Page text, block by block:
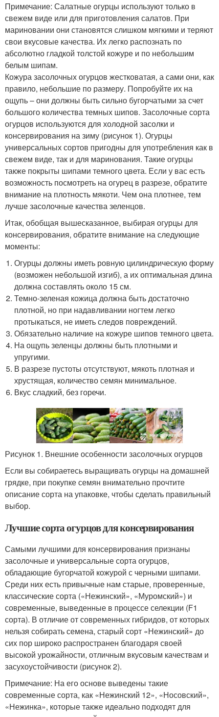
Примечание: Салатные огурцы используют только в
свежем виде или для приготовления салатов. При
мариновании они становятся слишком мягкими и теряют
свои вкусовые качества. Их легко распознать по
абсолютно гладкой толстой кожуре и по небольшим
белым шипам.
Кожура засолочных огурцов жестковатая, а сами они, как
правило, небольшие по размеру. Попробуйте их на
ощупь – они должны быть сильно бугорчатыми за счет
большого количества темных шипов. Засолочные сорта
огурцов используются для холодной засолки и
консервирования на зиму (рисунок 1). Огурцы
универсальных сортов пригодны для употребления как в
свежем виде, так и для маринования. Такие огурцы
также покрыты шипами темного цвета. Если у вас есть
возможность посмотреть на огурец в разрезе, обратите
внимание на плотность мякоти. Чем она плотнее, тем
лучше засолочные качества зеленцов.
Итак, обобщая вышесказанное, выбирая огурцы для
консервирования, обратите внимание на следующие
моменты:
Огурцы должны иметь ровную цилиндрическую форму
(возможен небольшой изгиб), а их оптимальная длина
должна составлять около 15 см.
Темно-зеленая кожица должна быть достаточно
плотной, но при надавливании ногтем легко
протыкаться, не иметь следов повреждений.
Обязательно наличие на кожуре шипов темного цвета.
На ощупь зеленцы должны быть плотными и
упругими.
В разрезе пустоты отсутствуют, мякоть плотная и
хрустящая, количество семян минимальное.
Вкус сладкий, без горечи.
Рисунок 1. Внешние особенности засолочных огурцов
Если вы собираетесь выращивать огурцы на домашней
грядке, при покупке семян внимательно прочтите
описание сорта на упаковке, чтобы сделать правильный
выбор.
Лучшие сорта огурцов для консервирования
Самыми лучшими для консервирования признаны
засолочные и универсальные сорта огурцов,
обладающие бугорчатой кожурой с черными шипами.
Среди них есть привычные нам старые, проверенные,
классические сорта («Нежинский», «Муромский») и
современные, выведенные в процессе селекции (F1
сорта). В отличие от современных гибридов, от которых
нельзя собирать семена, старый сорт «Нежинский» до
сих пор широко распространен благодаря своей
высокой урожайности, отличным вкусовым качествам и
засухоустойчивости (рисунок 2).
Примечание: На его основе выведены такие
современные сорта, как «Нежинский 12», «Носовский»,
«Нежинка», которые также идеально подходят для